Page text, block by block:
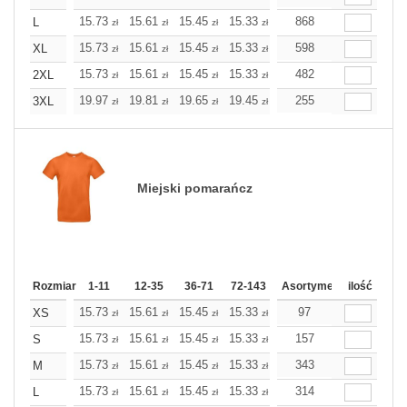
L
15.73 zł 15.61 zł 15.45 zł 15.33 zł 15.21zł
868
XL
15.73 zł 15.61 zł 15.45 zł 15.33 zł 15.21zł
598
2XL
15.73 zł 15.61 zł 15.45 zł 15.33 zł 15.21zł
482
3XL
19.97 zł 19.81 zł 19.65 zł 19.45 zł 19.28zł
255
Miejski pomarańcz
Rozmiar 1-11 12-35 36-71 72-143 144-287 288 Dodaj
Asortyment ilość
XS 15.73 zł 15.61 zł 15.45 zł 15.33 zł 15.21
97
S
15.73 zł 15.61 zł 15.45 zł 15.33 zł 15.21zł
157
M
15.73 zł 15.61 zł 15.45 zł 15.33 zł 15.21zł
343
L
15.73 zł 15.61 zł 15.45 zł 15.33 zł 15.21zł
314